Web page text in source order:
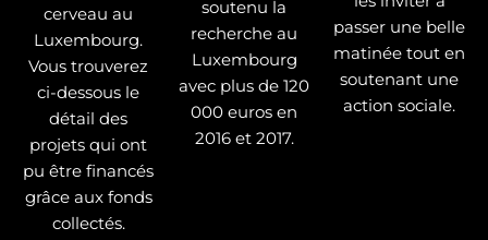
cerveau au
Luxembourg.
Vous trouverez
ci-dessous le
détail des
projets qui ont
pu être financés
grâce aux fonds
collectés.
soutenu la
recherche au
Luxembourg
avec plus de 120
000 euros en
2016 et 2017.
passer une belle
matinée tout en
soutenant une
action sociale.